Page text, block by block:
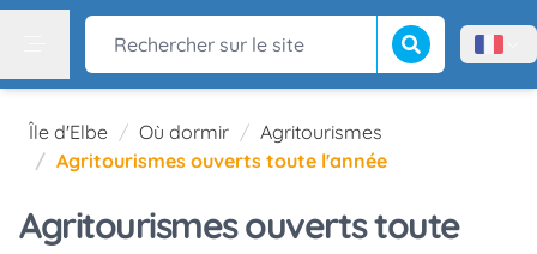
Rechercher sur le site Lancer la Menù
Île d'Elbe Où dormir
Agritourismes
Agritourismes ouverts toute l'année
Agritourismes ouverts toute